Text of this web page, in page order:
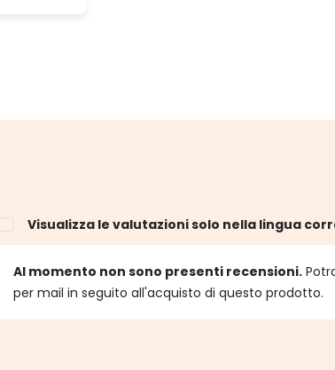
Visualizza le valutazioni solo nella lingua
Al momento non sono presenti recensioni.
per mail in seguito all'acquisto di questo prodotto.